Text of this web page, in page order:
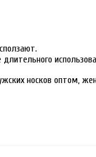
носков оптом,